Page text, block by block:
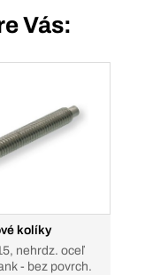
Vás:
kolíky
nehrdz. oceľ
- bez povrch.